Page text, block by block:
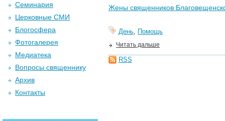
Жены священников
День, Помощь
Читать дальше
RSS
Семинария
Церковные СМИ
Блогосфера
Фотогалерея
Медиатека
Вопросы священнику
Архив
Контакты